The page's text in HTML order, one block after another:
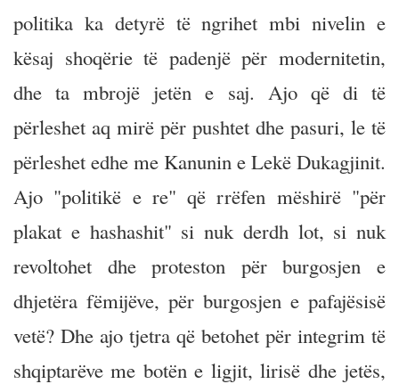
politika ka detyrë të ngrihet mbi nivelin e
kësaj shoqërie të padenjë për modernitetin,
dhe ta mbrojë jetën e saj. Ajo që di të
përleshet aq mirë për pushtet dhe pasuri, le të
përleshet edhe me Kanunin e Lekë Dukagjinit.
Ajo "politikë e re" që rrëfen mëshirë "për
plakat e hashashit" si nuk derdh lot, si nuk
revoltohet dhe proteston për burgosjen e
dhjetëra fëmijëve, për burgosjen e pafajësisë
vetë? Dhe ajo tjetra që betohet për integrim të
shqiptarëve me botën e ligjit, lirisë dhe jetës,